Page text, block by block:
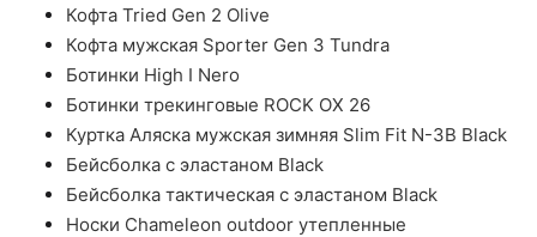
Кофта Tried Gen 2 Olive
Кофта мужская Sporter Gen 3 Tundra
Ботинки High I Nero
Ботинки трекинговые ROCK OX 26
Куртка Аляска мужская зимняя Slim Fit N-3B Black
Бейсболка с эластаном Black
Бейсболка тактическая с эластаном Black
Носки Chameleon outdoor утепленные